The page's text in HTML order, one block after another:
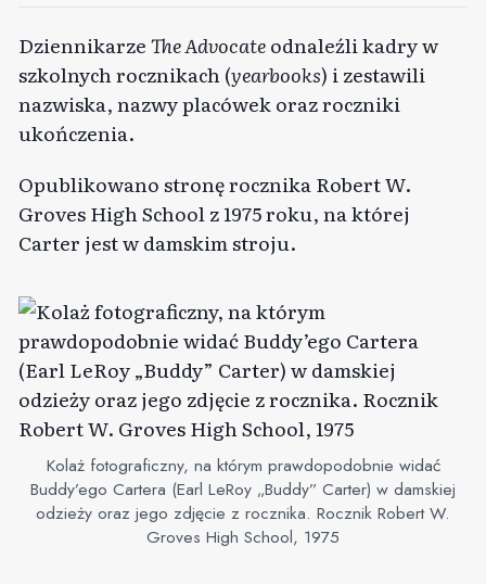
DziennikarzeThe Advocateodnaleźli kadry w
szkolnych rocznikach (yearbooks) i zestawili
nazwiska, nazwy placówek oraz roczniki
ukończenia.
Opublikowano stronę rocznika Robert W.
Groves High School z 1975 roku, na której
Carter jest w damskim stroju.
Kolaż fotograficzny, na którym prawdopodobnie widać
Buddy’ego Cartera (Earl LeRoy „Buddy” Carter) w damskiej
odzieży oraz jego zdjęcie z rocznika. Rocznik Robert W.
Groves High School, 1975